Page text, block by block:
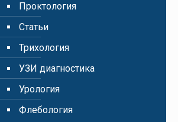
Проктология
Статьи
Трихология
УЗИ диагностика
Урология
Флебология